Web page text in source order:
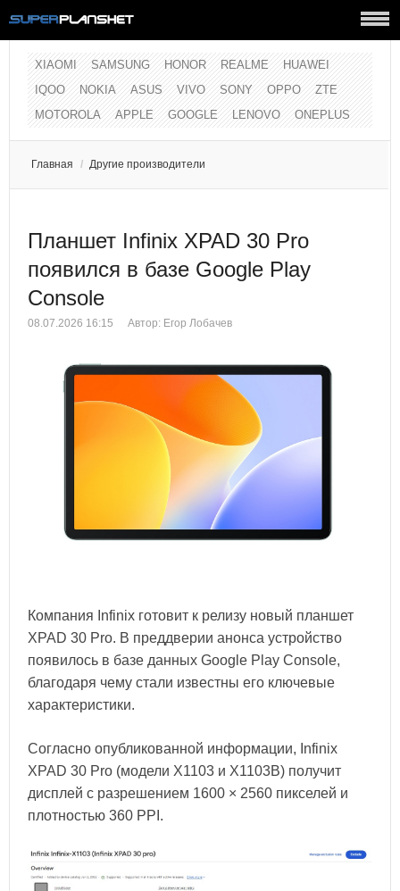
XIAOMI SAMSUNG HONOR REALME
HUAWEI
IQOO
NOKIA ASUS VIVO SONY OPPO
ZTE
MOTOROLA
APPLE GOOGLE LENOVO ONEPLUS
Главная / Другие производители
Планшет Infinix XPAD 30 Pro
появился в базе Google Play
Console
08.07.2026 16:15 Автор: Егор Лобачев
Компания Infinix готовит к релизу новый планшет
XPAD 30 Pro. В преддверии анонса устройство
появилось в базе данных Google Play Console,
благодаря чему стали известны его ключевые
характеристики.
Согласно опубликованной информации, Infinix
XPAD 30 Pro (модели X1103 и X1103B) получит
дисплей с разрешением 1600 × 2560 пикселей и
плотностью 360 PPI.